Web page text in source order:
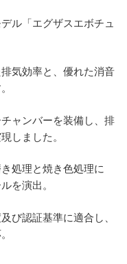
ル「エグザスエボチュ
気効率と、優れた消音
ャンバーを装備し、排
しました。
処理と焼き色処理に
を演出。
び認証基準に適合し、